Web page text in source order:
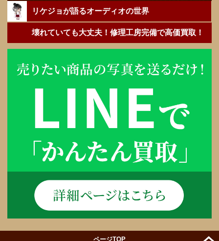
リケジョが語るオーディオの世界
壊れていても大丈夫！修理工房完備で高価買取！
ページTOP